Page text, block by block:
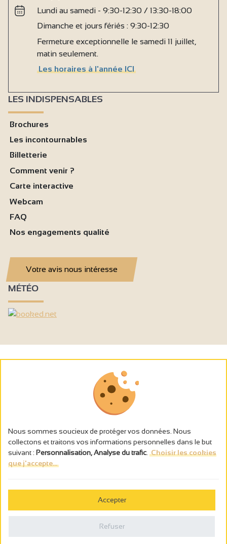
Lundi au samedi - 9:30-12:30 / 13:30-18:00
Dimanche et jours fériés : 9:30-12:30
Fermeture exceptionnelle le samedi 11 juillet,
matin seulement.
Les horaires à l'année ICI
LES INDISPENSABLES
Brochures
Les incontournables
Billetterie
Comment venir ?
Carte interactive
Webcam
FAQ
Nos engagements qualité
Votre avis nous intéresse
MÉTÉO
L’abus d’alcool est dangereux pour la santé, à consommer avec
Politique de confidentialité
Nous sommes soucieux de protéger vos données. Nous
collectons et traitons vos informations personnelles dans le but
suivant : Personnalisation, Analyse du trafic Choisir les cookies
que j'accepte...
Accepter
Refuser